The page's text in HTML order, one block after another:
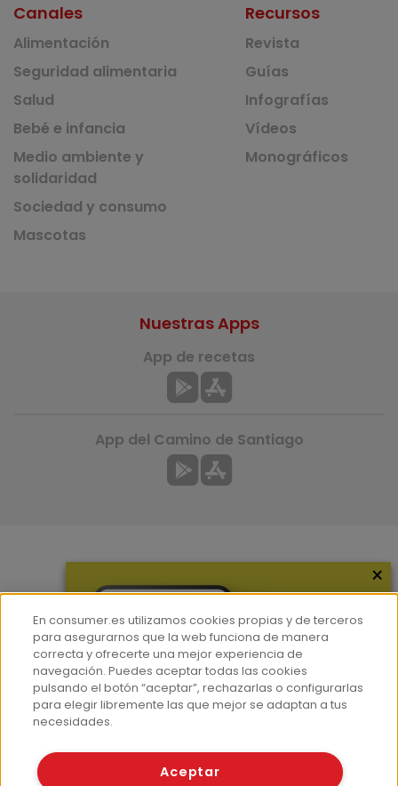
Canales
Alimentación
Seguridad alimentaria
Salud
Bebé e infancia
Medio ambiente y
solidaridad
Sociedad y consumo
Mascotas
Recursos
Revista
Guías
Infografías
Vídeos
Monográficos
Hemeroteca
Contacto
Prensa
Corpus Lingüístico Consumer
Nuestras Apps
App de recetas
App del Camino de Santiago
© Fundación EROSKI
×
En consumer.es utilizamos cookies propias y de terceros
para asegurarnos que la web funciona de manera
correcta y ofrecerte una mejor experiencia de
navegación. Puedes aceptar todas las cookies
pulsando el botón “aceptar”, rechazarlas o configurarlas
para elegir libremente las que mejor se adaptan a tus
necesidades.
Aceptar